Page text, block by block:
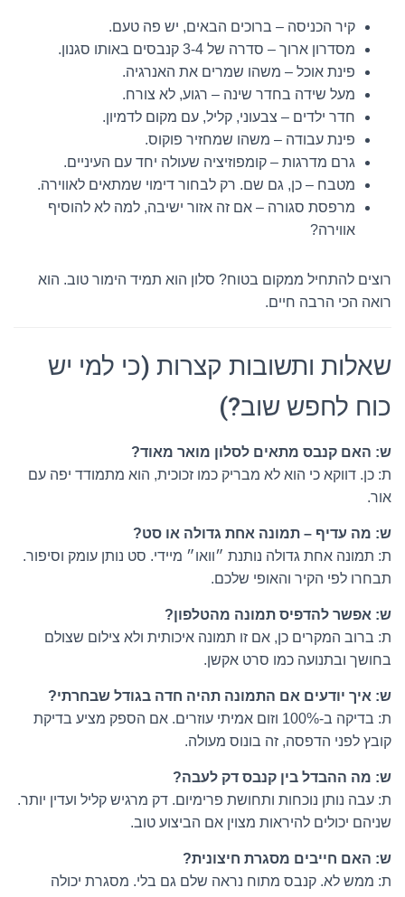
קיר הכניסה – ברוכים הבאים, יש פה טעם.
מסדרון ארוך – סדרה של 3-4 קנבסים באותו סגנון.
פינת אוכל – משהו שמרים את האנרגיה.
מעל שידה בחדר שינה – רגוע, לא צורח.
חדר ילדים – צבעוני, קליל, עם מקום לדמיון.
פינת עבודה – משהו שמחזיר פוקוס.
גרם מדרגות – קומפוזיציה שעולה יחד עם העיניים.
מטבח – כן, גם שם. רק לבחור דימוי שמתאים לאווירה.
מרפסת סגורה – אם זה אזור ישיבה, למה לא להוסיף
אווירה?
רוצים להתחיל ממקום בטוח? סלון הוא תמיד הימור טוב. הוא
רואה הכי הרבה חיים.
שאלות ותשובות קצרות (כי למי יש
כוח לחפש שוב?)
ש: האם קנבס מתאים לסלון מואר מאוד?
ת: כן. דווקא כי הוא לא מבריק כמו זכוכית, הוא מתמודד יפה עם
אור.
ש: מה עדיף – תמונה אחת גדולה או סט?
ת: תמונה אחת גדולה נותנת ״וואו״ מיידי. סט נותן עומק וסיפור.
תבחרו לפי הקיר והאופי שלכם.
ש: אפשר להדפיס תמונה מהטלפון?
ת: ברוב המקרים כן, אם זו תמונה איכותית ולא צילום שצולם
בחושך ובתנועה כמו סרט אקשן.
ש: איך יודעים אם התמונה תהיה חדה בגודל שבחרתי?
ת: בדיקה ב-100% וזום אמיתי עוזרים. אם הספק מציע בדיקת
קובץ לפני הדפסה, זה בונוס מעולה.
ש: מה ההבדל בין קנבס דק לעבה?
ת: עבה נותן נוכחות ותחושת פרימיום. דק מרגיש קליל ועדין יותר.
שניהם יכולים להיראות מצוין אם הביצוע טוב.
ש: האם חייבים מסגרת חיצונית?
ת: ממש לא. קנבס מתוח נראה שלם גם בלי. מסגרת יכולה